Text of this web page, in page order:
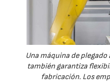
Una máquina de
también garantiza
fabricación. Los